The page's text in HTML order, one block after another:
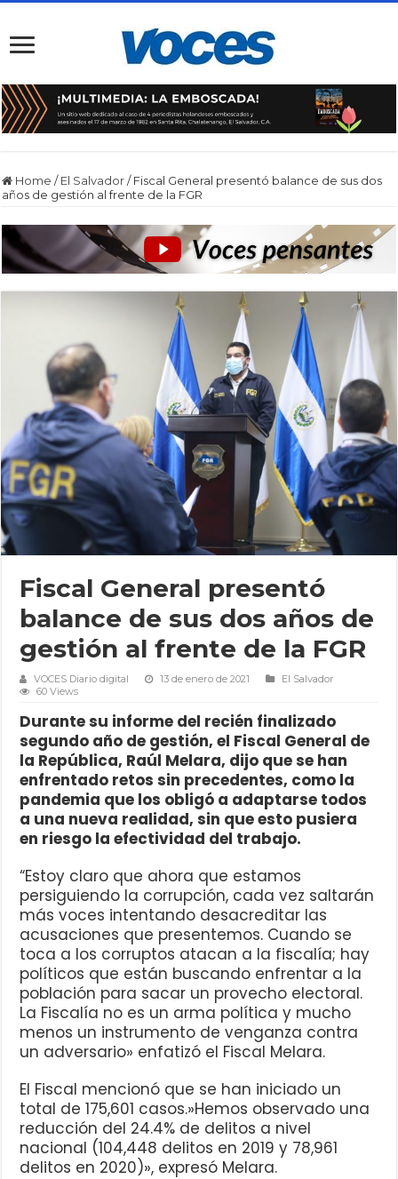
Home / El Salvador / Fiscal General presentó balance de sus dos
años de gestión al frente de la FGR
Fiscal General presentó
balance de sus dos años de
gestión al frente de la FGR
VOCES Diario digital 13 de enero de 2021
El Salvador
60 Views
Durante su informe del recién finalizado
segundo año de gestión, el Fiscal General de
la República, Raúl Melara, dijo que se han
enfrentado retos sin precedentes, como la
pandemia que los obligó a adaptarse todos
a una nueva realidad, sin que esto pusiera
en riesgo la efectividad del trabajo.
“Estoy claro que ahora que estamos
persiguiendo la corrupción, cada vez saltarán
más voces intentando desacreditar las
acusaciones que presentemos. Cuando se
toca a los corruptos atacan a la fiscalía; hay
políticos que están buscando enfrentar a la
población para sacar un provecho electoral.
La Fiscalía no es un arma política y mucho
menos un instrumento de venganza contra
un adversario» enfatizó el Fiscal Melara.
El Fiscal mencionó que se han iniciado un
total de 175,601 casos.»Hemos observado una
reducción del 24.4% de delitos a nivel
nacional (104,448 delitos en 2019 y 78,961
delitos en 2020)», expresó Melara.